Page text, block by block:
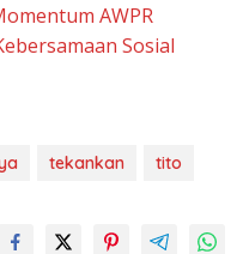
AWPR
Sosial
tekankan tito